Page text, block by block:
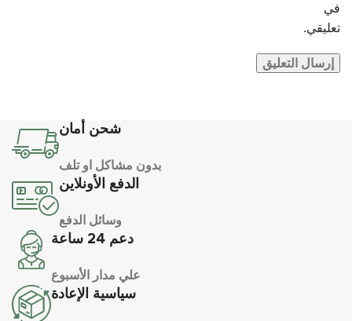
في
تعليقي.
شحن أمان
بدون مشاكل او تلف
الدفع الأونلاين
وسائل الدفع
دعم 24 ساعة
علي مدار الأسبوع
سياسية الإعادة